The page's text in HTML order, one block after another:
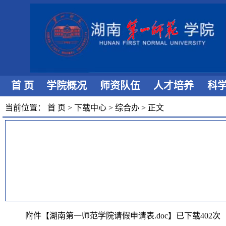
首 页 学院概况 师资队伍 人才培养 科
当前位置： 首 页 > 下载中心 > 综合办 > 正文
附件【湖南第一师范学院请假申请表.doc】已下载402次